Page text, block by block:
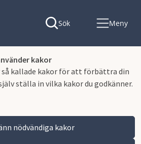
kakor
så kallade kakor för att förbättra din
ställa in vilka kakor du godkänner.
nödvändiga kakor
Sök Meny